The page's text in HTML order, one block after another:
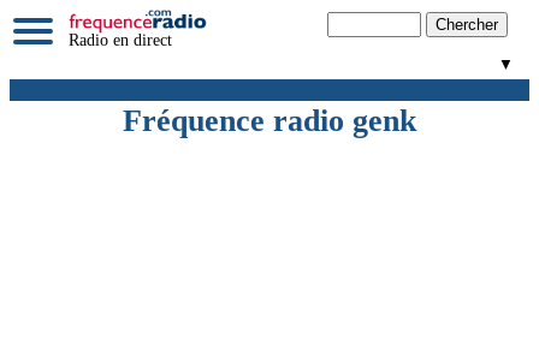
Radio en direct
▼
Fréquence radio genk